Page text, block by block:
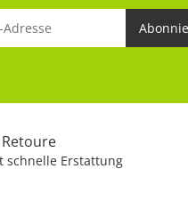
schnelle Erstattung